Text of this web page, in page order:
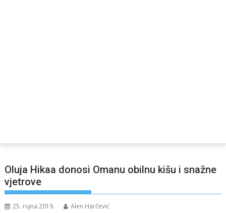
Oluja Hikaa donosi Omanu obilnu kišu i snažne
vjetrove
25. rujna 2019. Alen Harčević